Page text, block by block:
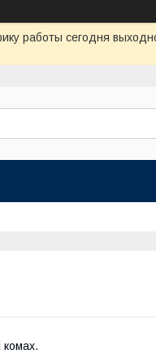
работы сегодня
комах.